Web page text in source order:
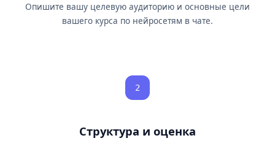
Опишите вашу целевую аудиторию и основные цели
вашего курса по нейросетям в чате.
2
Структура и оценка